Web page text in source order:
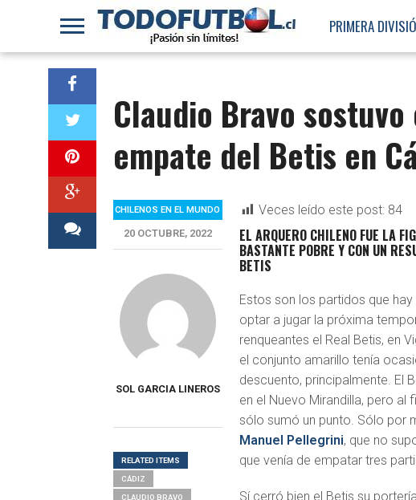
PRIMERA
Claudio Bravo
empate del Betis en
Veces leído este post: 84
EL ARQUERO CHILENO FUE LA
BASTANTE POBRE Y CON UN
BETIS
Estos son los partidos que
optar a jugar la próxima
renqueantes el Real Betis, en
el conjunto amarillo tenía
descuento, principalmente. El
en el Nuevo Mirandilla, pero al
sólo sumó un punto. Sólo por
Manuel Pellegrini, que no
que venía de empatar tres
Sí cerró bien el Betis su
CHILENOS EN EL MUNDO
20 OCTUBRE, 2022
SOL GARCIA LINEROS
RELATED ITEMS
CÁDIZ
CLAUDIO BRAVO